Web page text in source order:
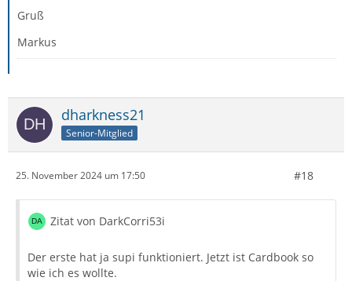
Gruß
Markus
dharkness21
Senior-Mitglied
25. November 2024 um 17:50 #18
Zitat von DarkCorri53i
Der erste hat ja supi funktioniert. Jetzt ist Cardbook so
wie ich es wollte.